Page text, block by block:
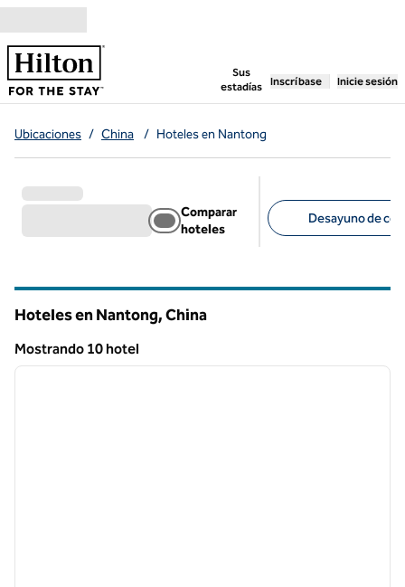
Saltar a contenido
Sus
estadías
, abre una pestaña
Inscríbase Inicie sesión
Ubicaciones / China / Hoteles en Nantong
Comparar
hoteles
Desayuno de
Hoteles en Nantong, China
Mostrando 10 hotel
Mostrando 10 hotel
1 de 12